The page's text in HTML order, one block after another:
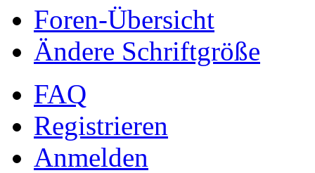
Foren-Übersicht
Ändere Schriftgröße
FAQ
Registrieren
Anmelden